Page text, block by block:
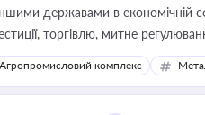
державами в економічній
торгівлю, митне
Агропромисловий комплекс